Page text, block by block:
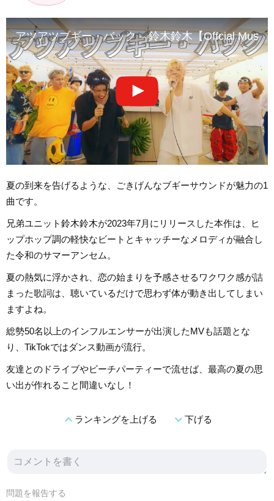
アツアツブギー・バック – 鈴木鈴木【Offcial Music
夏の到来を告げるような、ごきげんなブギーサウンドが魅力の1
曲です。
兄弟ユニット鈴木鈴木が2023年7月にリリースした本作は、ヒ
ップホップ調の軽快なビートとキャッチーなメロディが融合し
た令和のサマーアンセム。
夏の熱気に浮かされ、恋の始まりを予感させるワクワク感が詰
まった歌詞は、聴いているだけで思わず体が動き出してしまい
ますよね。
総勢50名以上のインフルエンサーが出演したMVも話題とな
り、TikTokではダンス動画が流行。
友達とのドライブやビーチパーティーで流せば、最高の夏の思
い出が作れること間違いなし！
expand_lessランキングを上げる expand_more下げる
問題を報告する